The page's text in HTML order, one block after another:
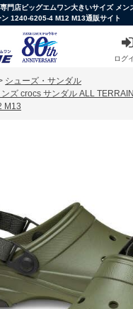
門店ビッグエムワン大きいサイズ メ
1240-6205-4 M12 M13通販サイト
ログ
シューズ・サンダル
ズ crocs サンダル ALL
M13